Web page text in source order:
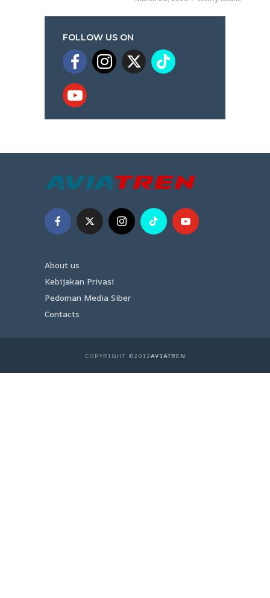
FOLLOW US ON
About us
Kebijakan Privasi
Pedoman Media Siber
Contacts
COPYRIGHT ©2012AVIATREN